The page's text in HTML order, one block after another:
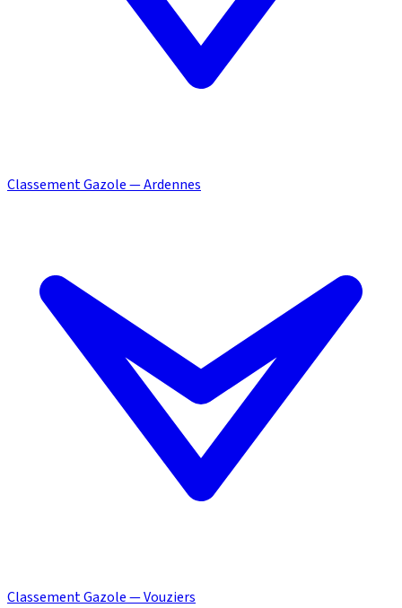
Classement Gazole — Ardennes
Classement Gazole — Vouziers